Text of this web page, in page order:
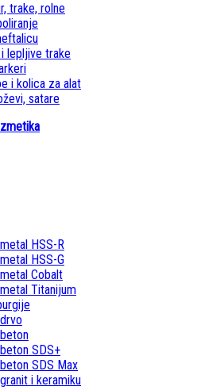
trake, rolne
lepljive trake
i kolica za alat
satare
HSS-R
HSS-G
Cobalt
Titanijum
SDS+
SDS Max
i keramiku